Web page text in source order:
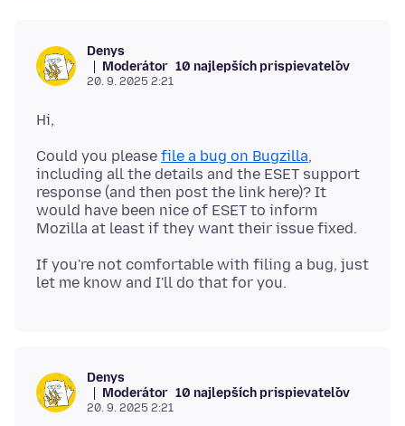
Denys
Moderátor 10 najlepších prispievateľov
20. 9. 2025 2:21
Could you please file a bug on Bugzilla,
including all the details and the ESET support
response (and then post the link here)? It
would have been nice of ESET to inform
If you're not comfortable with filing a bug, just
Denys
Moderátor 10 najlepších prispievateľov
20. 9. 2025 2:21